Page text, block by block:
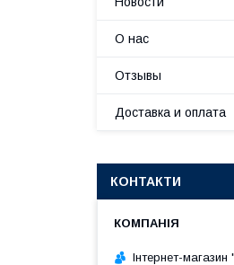
О нас
Отзывы
Доставка и оплата
КОНТАКТИ
Інтернет-